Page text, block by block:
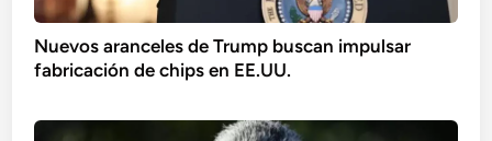
Nuevos aranceles de Trump buscan impulsar
fabricación de chips en EE.UU.